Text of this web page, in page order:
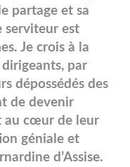
partage et sa
serviteur est
Je crois à la
par
dépossédés des
de devenir
au cœur de leur
géniale et
d’Assise.